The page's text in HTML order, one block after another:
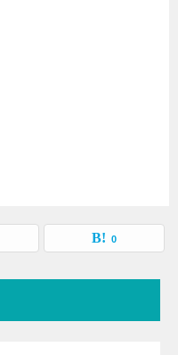
0